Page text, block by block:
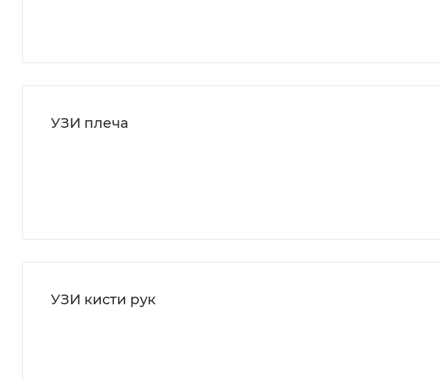
УЗИ плеча
УЗИ кисти рук